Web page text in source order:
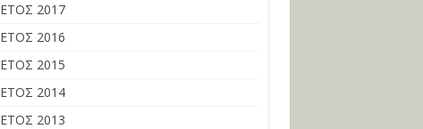
ΕΤΟΣ 2017
ΕΤΟΣ 2016
ΕΤΟΣ 2015
ΕΤΟΣ 2014
ΕΤΟΣ 2013